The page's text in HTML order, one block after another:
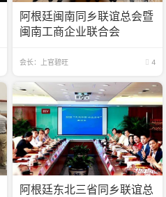
阿根廷闽南同乡联谊总会暨
闽南工商企业联合会
会长：上官碧旺 4
阿根廷东北三省同乡联谊总